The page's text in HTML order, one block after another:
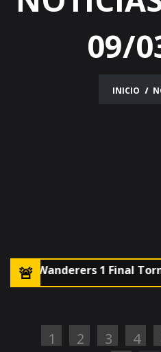
09/
INICIO
Wanderers 1 Final
1 2 3 4